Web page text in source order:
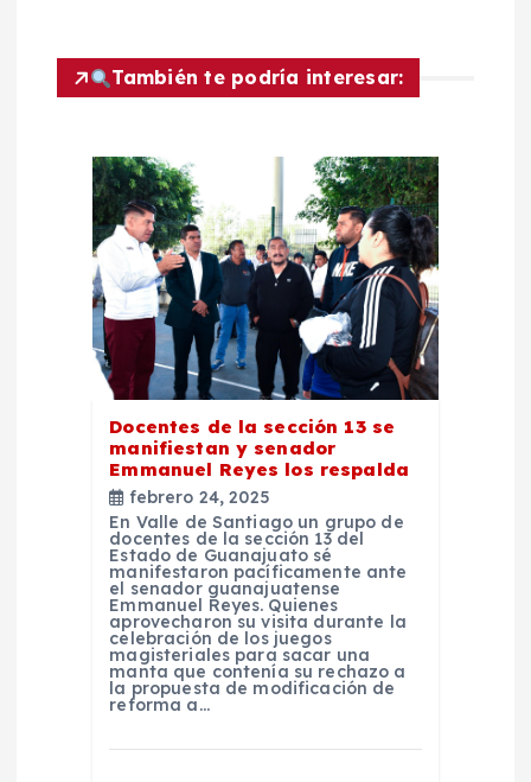
a
También te podría interesar:
Docentes de la sección 13 se
manifiestan y senador
Emmanuel Reyes los respalda
febrero 24, 2025
En Valle de Santiago un grupo de
docentes de la sección 13 del
Estado de Guanajuato sé
manifestaron pacíficamente ante
el senador guanajuatense
Emmanuel Reyes. Quienes
aprovecharon su visita durante la
celebración de los juegos
magisteriales para sacar una
manta que contenía su rechazo a
la propuesta de modificación de
reforma a…